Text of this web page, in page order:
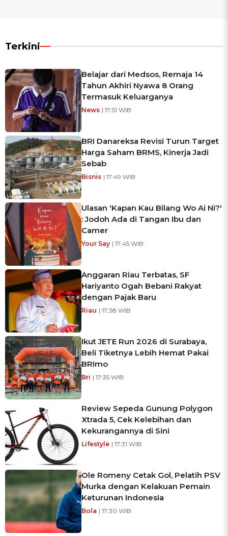
Terkini
Belajar dari Medsos, Remaja 14
Tahun Akhiri Nyawa 8 Orang
Termasuk Keluarganya
News | 17:51 WIB
BRI Danareksa Revisi Turun Target
Harga Saham BRMS, Kinerja Jadi
Sebab
Bisnis | 17:49 WIB
Ulasan 'Kapan Kau Bilang Wo Ai Ni?'
: Jodoh Ada di Tangan Ibu dan
Camer
Your Say | 17:45 WIB
Anggaran Riau Terbatas, SF
Hariyanto Ogah Bebani Rakyat
dengan Pajak Baru
Riau | 17:38 WIB
Ikut JETE Run 2026 di Surabaya,
Beli Tiketnya Lebih Hemat Pakai
BRImo
Bri | 17:35 WIB
Review Sepeda Gunung Polygon
Xtrada 5, Cek Kelebihan dan
Kekurangannya di Sini
Lifestyle | 17:31 WIB
Ole Romeny Cetak Gol, Pelatih PSV
Murka dengan Kelakuan Pemain
Keturunan Indonesia
Bola | 17:30 WIB